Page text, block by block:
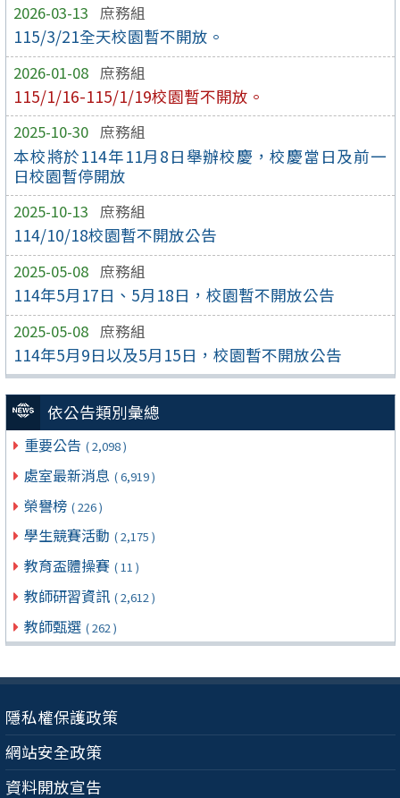
2026-03-13 庶務組
115/3/21全天校園暫不開放。
2026-01-08 庶務組
115/1/16-115/1/19校園暫不開放。
2025-10-30 庶務組
本校將於114年11月8日舉辦校慶，校慶當日及前一
日校園暫停開放
2025-10-13 庶務組
114/10/18校園暫不開放公告
2025-05-08 庶務組
114年5月17日、5月18日，校園暫不開放公告
2025-05-08 庶務組
114年5月9日以及5月15日，校園暫不開放公告
依公告類別彙總
重要公告 ( 2,098 )
處室最新消息 ( 6,919 )
榮譽榜 ( 226 )
學生競賽活動 ( 2,175 )
教育盃體操賽 ( 11 )
教師研習資訊 ( 2,612 )
教師甄選 ( 262 )
隱私權保護政策
網站安全政策
資料開放宣告